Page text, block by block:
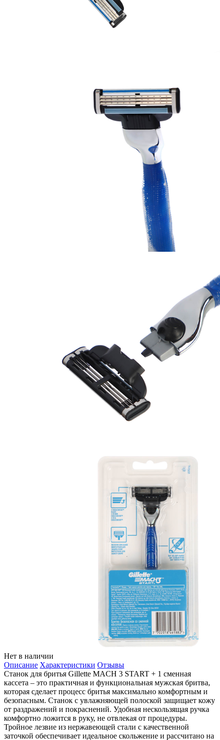
Нет в наличии
Описание Характеристики Отзывы
Станок для бритья Gillette MACH 3 START + 1 сменная
кассета – это практичная и функциональная мужская бритва,
которая сделает процесс бритья максимально комфортным и
безопасным. Станок с увлажняющей полоской защищает кожу
от раздражений и покраснений. Удобная нескользящая ручка
комфортно ложится в руку, не отвлекая от процедуры.
Тройное лезвие из нержавеющей стали с качественной
заточкой обеспечивает идеальное скольжение и рассчитано на